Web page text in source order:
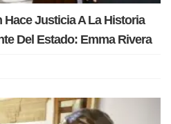
Justicia A La Historia
Del Estado: Emma Rivera